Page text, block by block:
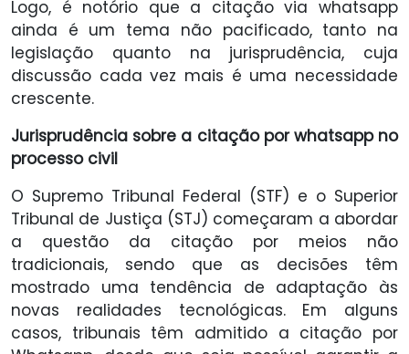
Logo, é notório que a citação via whatsapp
ainda é um tema não pacificado, tanto na
legislação quanto na jurisprudência, cuja
discussão cada vez mais é uma necessidade
crescente.
Jurisprudência sobre a citação por whatsapp no
processo civil
O Supremo Tribunal Federal (STF) e o Superior
Tribunal de Justiça (STJ) começaram a abordar
a questão da citação por meios não
tradicionais, sendo que as decisões têm
mostrado uma tendência de adaptação às
novas realidades tecnológicas. Em alguns
casos, tribunais têm admitido a citação por